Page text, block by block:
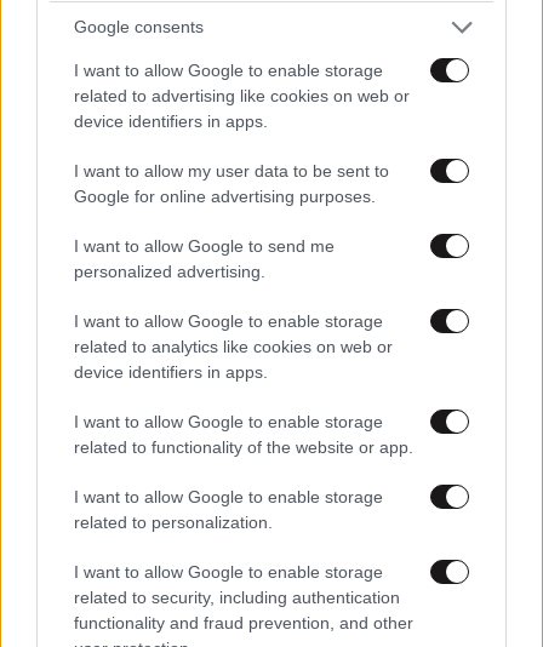
Google consents
I want to allow Google to enable storage
related to advertising like cookies on web or
device identifiers in apps.
I want to allow my user data to be sent to
Google for online advertising purposes.
I want to allow Google to send me
personalized advertising.
I want to allow Google to enable storage
related to analytics like cookies on web or
device identifiers in apps.
I want to allow Google to enable storage
related to functionality of the website or app.
I want to allow Google to enable storage
related to personalization.
I want to allow Google to enable storage
related to security, including authentication
functionality and fraud prevention, and other